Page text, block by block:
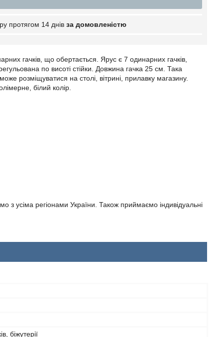
протягом 14 днів за домовленістю
гачків, що обертається. Ярус є 7 одинарних гачків,
по висоті стійки. Довжина гачка 25 см. Така
розміщуватися на столі, вітрині, прилавку магазину.
білий колір.
з усіма регіонами України. Також приймаємо індивідуальні
біжутерії